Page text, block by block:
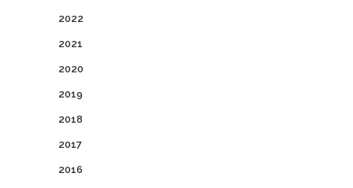
2022
2021
2020
2019
2018
2017
2016